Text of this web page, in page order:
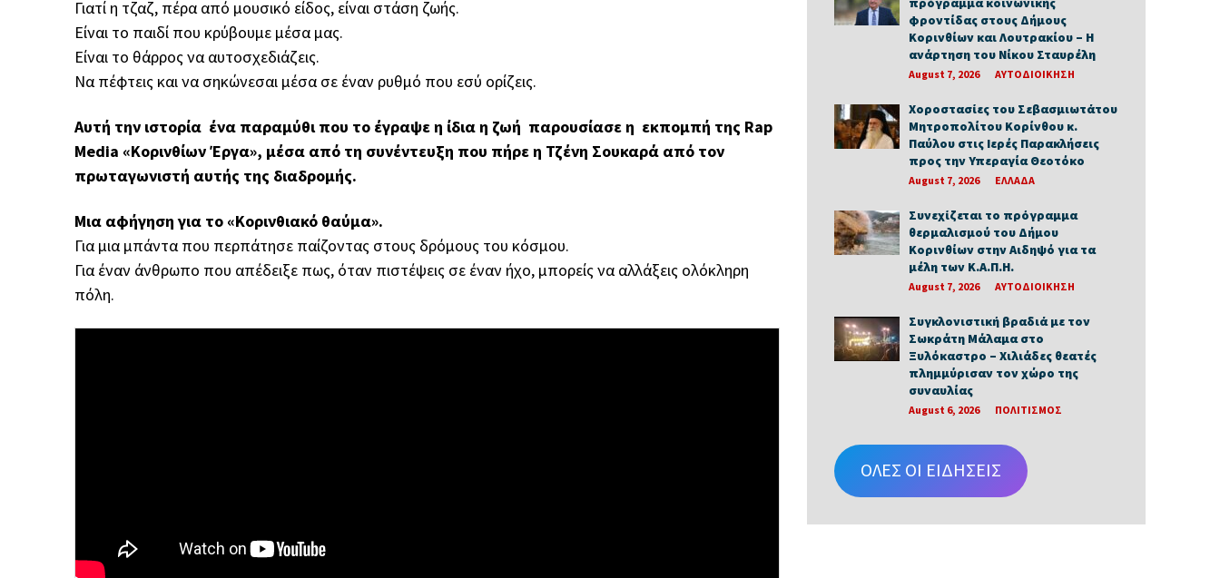
Γιατί η τζαζ, πέρα από μουσικό είδος, είναι στάση ζωής.
Είναι το παιδί που κρύβουμε μέσα μας.
Είναι το θάρρος να αυτοσχεδιάζεις.
Να πέφτεις και να σηκώνεσαι μέσα σε έναν ρυθμό που εσύ ορίζεις.
Αυτή την ιστορία ένα παραμύθι που το έγραψε η ίδια η ζωή παρουσίασε η εκπομπή της Rap
Media «Koρινθίων Έργα», μέσα από τη συνέντευξη που πήρε η Τζένη Σουκαρά από τον
πρωταγωνιστή αυτής της διαδρομής.
Μια αφήγηση για το «Κορινθιακό θαύμα».
Για μια μπάντα που περπάτησε παίζοντας στους δρόμους του κόσμου.
Για έναν άνθρωπο που απέδειξε πως, όταν πιστέψεις σε έναν ήχο, μπορείς να αλλάξεις ολόκληρη
πόλη.
φροντίδας στους Δήμους
Κορινθίων και Λουτρακίου – Η
ανάρτηση του Νίκου Σταυρέλη
August 7, 2026 ΑΥΤΟΔΙΟΙΚΗΣΗ
Χοροστασίες του Σεβασμιωτάτου
Μητροπολίτου Κορίνθου κ.
Παύλου στις Ιερές Παρακλήσεις
προς την Υπεραγία Θεοτόκο
August 7, 2026 ΕΛΛΑΔΑ
Συνεχίζεται το πρόγραμμα
θερμαλισμού του Δήμου
Κορινθίων στην Αιδηψό για τα
μέλη των Κ.Α.Π.Η.
August 7, 2026 ΑΥΤΟΔΙΟΙΚΗΣΗ
Συγκλονιστική βραδιά με τον
Σωκράτη Μάλαμα στο
Ξυλόκαστρο – Χιλιάδες θεατές
πλημμύρισαν τον χώρο της
συναυλίας
August 6, 2026 ΠΟΛΙΤΙΣΜΟΣ
ΟΛΕΣ ΟΙ ΕΙΔΗΣΕΙΣ